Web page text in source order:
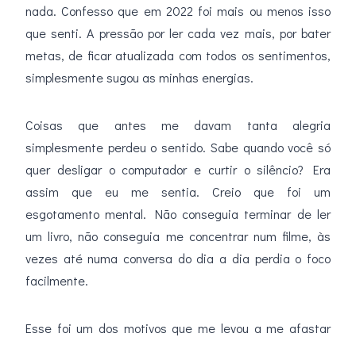
nada. Confesso que em 2022 foi mais ou menos isso
que senti. A pressão por ler cada vez mais, por bater
metas, de ficar atualizada com todos os sentimentos,
simplesmente sugou as minhas energias.
Coisas que antes me davam tanta alegria
simplesmente perdeu o sentido. Sabe quando você só
quer desligar o computador e curtir o silêncio? Era
assim que eu me sentia. Creio que foi um
esgotamento mental. Não conseguia terminar de ler
um livro, não conseguia me concentrar num filme, às
vezes até numa conversa do dia a dia perdia o foco
facilmente.
Esse foi um dos motivos que me levou a me afastar